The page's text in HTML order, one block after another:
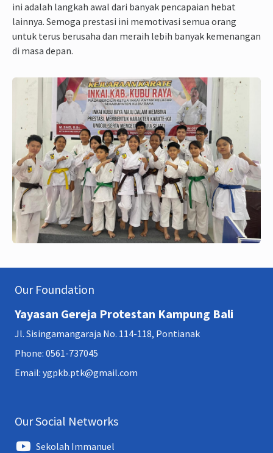
ini adalah langkah awal dari banyak pencapaian hebat
lainnya. Semoga prestasi ini memotivasi semua orang
untuk terus berusaha dan meraih lebih banyak kemenangan
di masa depan.
Our Foundation
Yayasan Gereja Protestan Kampung Bali
Jl. Sisingamangaraja No. 114-118, Pontianak
Phone: 0561-737045
Email: ygpkb.ptk@gmail.com
Our Social Networks
Sekolah Immanuel